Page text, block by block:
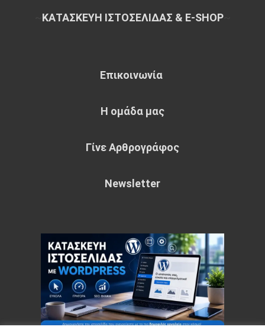
ΚΑΤΑΣΚΕΥΗ ΙΣΤΟΣΕΛΙΔΑΣ & E-SHOP~
Επικοινωνία
Η ομάδα μας
Γίνε Αρθρογράφος
Newsletter